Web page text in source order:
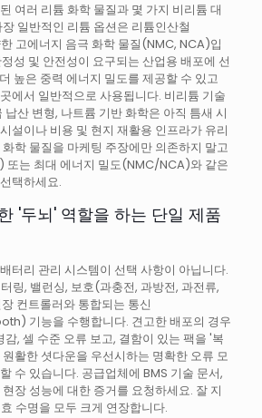
여러 리튬 화학 물질과 몇 가지 비리튬 대
일반적인 리튬 옵션은 리튬인산철
고에너지 음극 화학 물질(NMC, NCA)입
정성 및 안전성이 요구되는 산업용 배포에 선
높은 중력 에너지 밀도를 제공할 수 있고
에서 일반적으로 사용됩니다. 비리튬 기술
납산 변형, 나트륨 기반 화학은 아직 틈새 시
설이나 비용 및 현지 재활용 인프라가 유리
학 물질을 마케팅 주장에만 의존하지 말고
또는 최대 에너지 밀도(NMC/NCA)와 같은
택하세요.
'두뇌' 역할을 하는 단일 제품
터리 관리 시스템이 선택 사항이 아닙니다.
링, 밸런싱, 보호(과충전, 과방전, 과전류,
컨트롤러와 통합되는 통신
기능을 수행합니다. 견고한 배포의 경우
, 셀 수준 오류 보고, 결함이 있는 팩을 '복
활한 셧다운을 우선시하는 명확한 오류 모
수 있습니다. 공급업체에 BMS 기술 문서,
장 성능에 대한 증거를 요청하세요. 잘 지
수명을 모두 크게 연장합니다.